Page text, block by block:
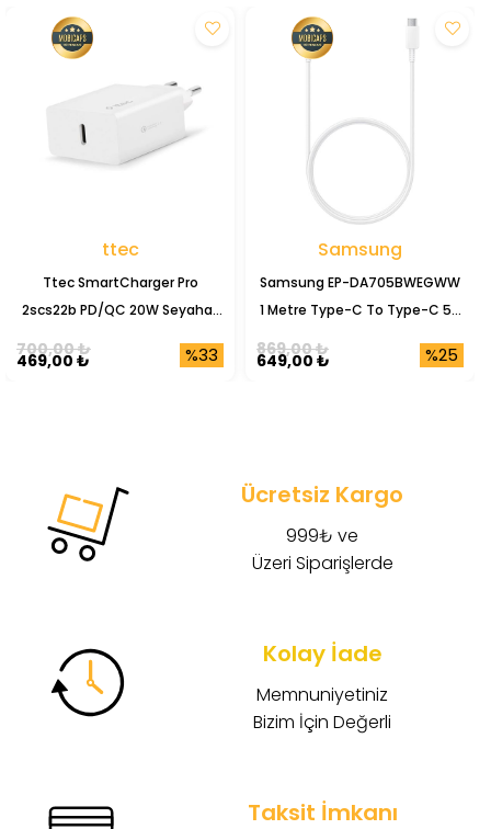
ttec
Ttec SmartCharger Pro
2scs22b PD/QC 20W Seyahat
%33
469,00 ₺
700,00 ₺
Samsung
Samsung EP-DA705BWEGWW
1 Metre Type-C To Type-C 5A
%25
649,00 ₺
869,00 ₺
Ücretsiz Kargo
999₺ ve
Üzeri Siparişlerde
Kolay İade
Memnuniyetiniz
Bizim İçin Değerli
Taksit İmkanı